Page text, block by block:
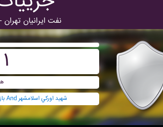
نفت ايرانيان
بازی های گذشته نفت ايرانيان تهران And شهيد اورکي اسلامشهر